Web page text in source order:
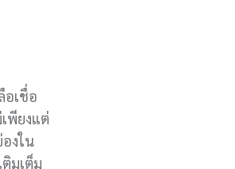
อเชื่อ
พียงแต่
งใน
มเต็ม